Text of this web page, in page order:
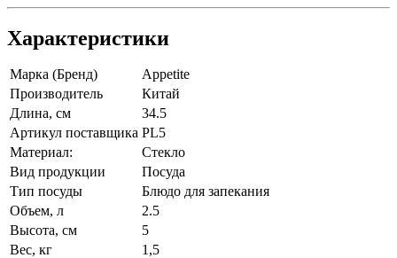
Характеристики
Марка (Бренд)
Appetite
Производитель
Китай
Длина, см
34.5
Артикул поставщика PL5
Материал:
Стекло
Вид продукции
Посуда
Тип посуды
Блюдо для запекания
Объем, л
2.5
Высота, см
5
Вес, кг
1,5